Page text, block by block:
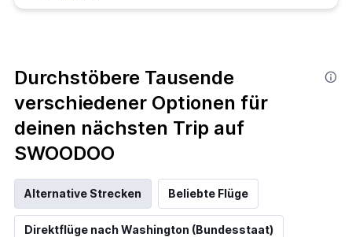
Durchstöbere Tausende
verschiedener Optionen für
deinen nächsten Trip auf
SWOODOO
Alternative Strecken Beliebte Flüge
Direktflüge nach Washington (Bundesstaat)